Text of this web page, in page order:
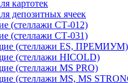
картотек
депозитных ячеек
(стеллажи СТ-012)
(стеллажи СТ-031)
(стеллажи ES, ПРЕМИУМ)
(стеллажи HICOLD)
(стеллажи MS PRO)
(стеллажи MS, MS